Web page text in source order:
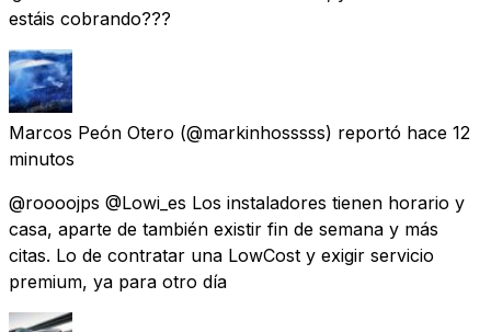
estáis cobrando???
Marcos Peón Otero (@markinhosssss) reportó hace 12
minutos
@roooojps @Lowi_es Los instaladores tienen horario y
casa, aparte de también existir fin de semana y más
citas. Lo de contratar una LowCost y exigir servicio
premium, ya para otro día